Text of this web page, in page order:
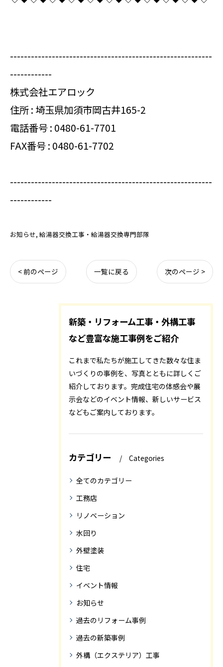
----------------------------------------------------------
------------
株式会社エアロック
住所 : 埼玉県加須市岡古井165-2
電話番号 : 0480-61-7701
FAX番号 : 0480-61-7702
----------------------------------------------------------
------------
お知らせ 給湯器交換工事・給湯器交換専門部隊
< 前のページ 一覧に戻る 次のページ >
新築・リフォーム工事・外構工事
など豊富な施工事例をご紹介
これまで私たちが施工してきた数々な住ま
いづくりの事例を、写真とともに詳しくご
紹介しております。完成住宅の体感会や展
示会などのイベント情報、新しいサービス
などもご案内しております。
カテゴリー Categories
全てのカテゴリー
工務店
リノベーション
水回り
外壁塗装
住宅
イベント情報
お知らせ
過去のリフォーム事例
過去の新築事例
外構（エクステリア）工事